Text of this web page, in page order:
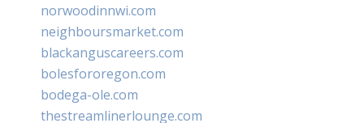
norwoodinnwi.com
neighboursmarket.com
blackanguscareers.com
bolesfororegon.com
bodega-ole.com
thestreamlinerlounge.com